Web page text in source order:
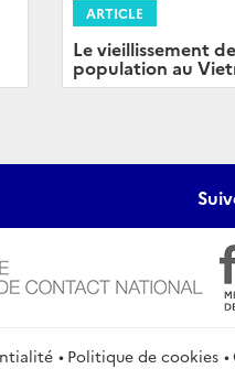
ARTICLE
Le vieillissement
population au
Politique de cookies